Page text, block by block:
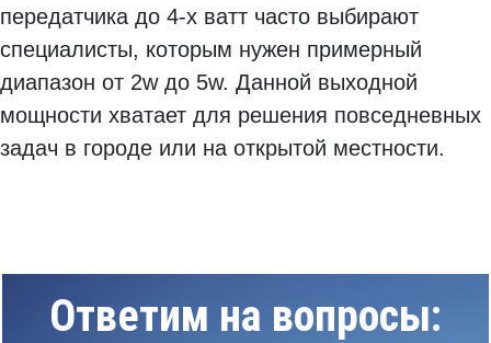
передатчика до 4-х ватт часто выбирают
специалисты, которым нужен примерный
диапазон от 2w до 5w. Данной выходной
мощности хватает для решения повседневных
задач в городе или на открытой местности.
Ответим на вопросы: